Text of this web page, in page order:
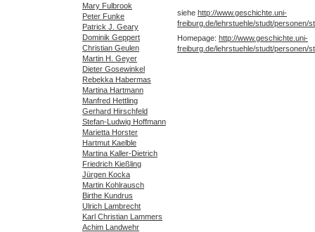
Mary Fulbrook
Peter Funke
Patrick J. Geary
Dominik Geppert
Christian Geulen
Martin H. Geyer
Dieter Gosewinkel
Rebekka Habermas
Martina Hartmann
Manfred Hettling
Gerhard Hirschfeld
Stefan-Ludwig Hoffmann
Marietta Horster
Hartmut Kaelble
Martina Kaller-Dietrich
Friedrich Kießling
Jürgen Kocka
Martin Kohlrausch
Birthe Kundrus
Ulrich Lambrecht
Karl Christian Lammers
Achim Landwehr
siehe http://www.geschichte.uni-
freiburg.de/lehrstuehle/studt/personen/
Homepage: http://www.geschichte.uni-
freiburg.de/lehrstuehle/studt/personen/